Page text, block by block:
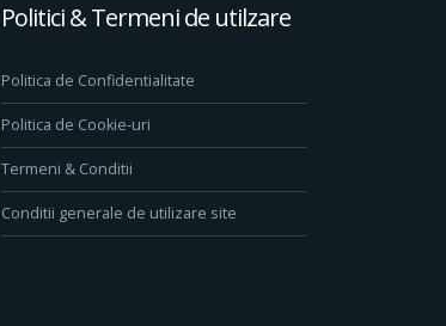
Politici & Termeni de utilzare
Politica de Confidentialitate
Politica de Cookie-uri
Termeni & Conditii
Conditii generale de utilizare site